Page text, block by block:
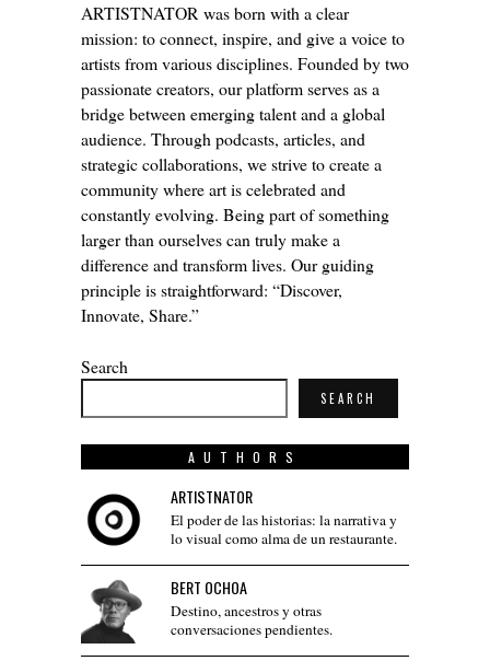
ARTISTNATOR was born with a clear
mission: to connect, inspire, and give a voice to
artists from various disciplines. Founded by two
passionate creators, our platform serves as a
bridge between emerging talent and a global
audience. Through podcasts, articles, and
strategic collaborations, we strive to create a
community where art is celebrated and
constantly evolving. Being part of something
larger than ourselves can truly make a
difference and transform lives. Our guiding
principle is straightforward: “Discover,
Innovate, Share.”
Search
SEARCH
AUTHORS
ARTISTNATOR
El poder de las historias: la narrativa y
lo visual como alma de un restaurante.
BERT OCHOA
Destino, ancestros y otras
conversaciones pendientes.